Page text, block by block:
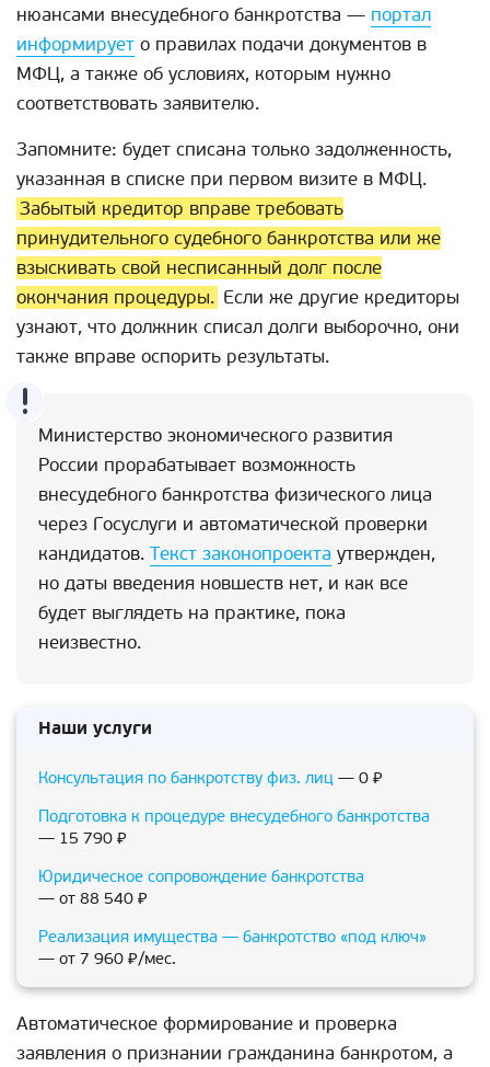
нюансами внесудебного банкротства — портал
информирует о правилах подачи документов в
МФЦ, а также об условиях, которым нужно
соответствовать заявителю.
Запомните: будет списана только задолженность,
указанная в списке при первом визите в МФЦ.
Забытый кредитор вправе требовать
принудительного судебного банкротства или же
взыскивать свой несписанный долг после
окончания процедуры. Если же другие кредиторы
узнают, что должник списал долги выборочно, они
также вправе оспорить результаты.
Министерство экономического развития
России прорабатывает возможность
внесудебного банкротства физического лица
через Госуслуги и автоматической проверки
кандидатов. Текст законопроекта утвержден,
но даты введения новшеств нет, и как все
будет выглядеть на практике, пока
неизвестно.
Наши услуги
Консультация по банкротству физ. лиц — 0 ₽
Подготовка к процедуре внесудебного банкротства
— 15 790 ₽
Юридическое сопровождение банкротства
— от 88 540 ₽
Реализация имущества — банкротство «под ключ»
— от 7 960 ₽/мес.
Автоматическое формирование и проверка
заявления о признании гражданина банкротом, а